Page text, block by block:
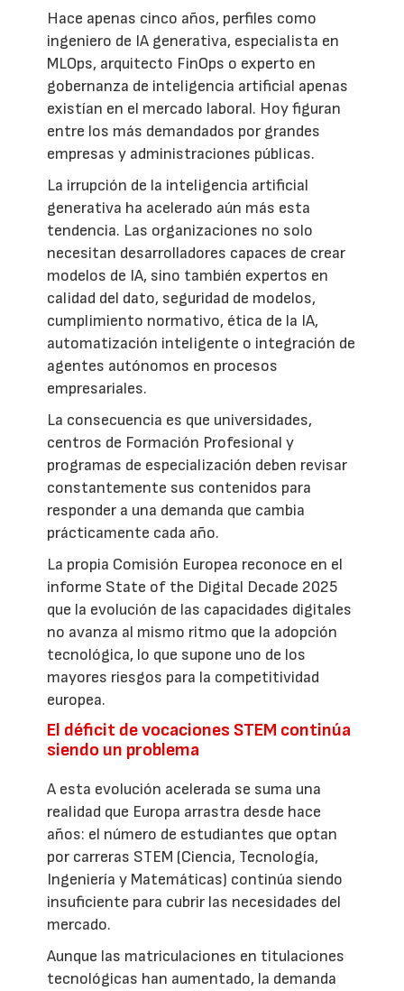
Hace apenas cinco años, perfiles como
ingeniero de IA generativa, especialista en
MLOps, arquitecto FinOps o experto en
gobernanza de inteligencia artificial apenas
existían en el mercado laboral. Hoy figuran
entre los más demandados por grandes
empresas y administraciones públicas.
La irrupción de la inteligencia artificial
generativa ha acelerado aún más esta
tendencia. Las organizaciones no solo
necesitan desarrolladores capaces de crear
modelos de IA, sino también expertos en
calidad del dato, seguridad de modelos,
cumplimiento normativo, ética de la IA,
automatización inteligente o integración de
agentes autónomos en procesos
empresariales.
La consecuencia es que universidades,
centros de Formación Profesional y
programas de especialización deben revisar
constantemente sus contenidos para
responder a una demanda que cambia
prácticamente cada año.
La propia Comisión Europea reconoce en el
informe State of the Digital Decade 2025
que la evolución de las capacidades digitales
no avanza al mismo ritmo que la adopción
tecnológica, lo que supone uno de los
mayores riesgos para la competitividad
europea.
El déficit de vocaciones STEM continúa
siendo un problema
A esta evolución acelerada se suma una
realidad que Europa arrastra desde hace
años: el número de estudiantes que optan
por carreras STEM (Ciencia, Tecnología,
Ingeniería y Matemáticas) continúa siendo
insuficiente para cubrir las necesidades del
mercado.
Aunque las matriculaciones en titulaciones
tecnológicas han aumentado, la demanda